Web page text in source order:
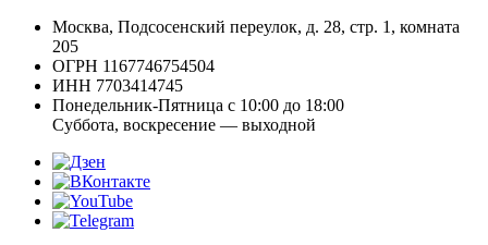
Москва, Подсосенский переулок, д. 28, стр. 1, комната
205
ОГРН 1167746754504
ИНН 7703414745
Понедельник-Пятница с 10:00 до 18:00
Суббота, воскресение — выходной